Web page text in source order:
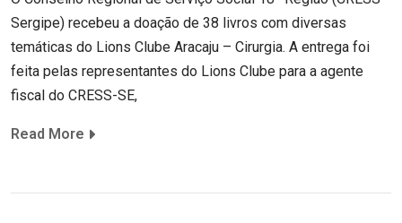
Sergipe) recebeu a doação de 38 livros com diversas
temáticas do Lions Clube Aracaju – Cirurgia. A entrega foi
feita pelas representantes do Lions Clube para a agente
fiscal do CRESS-SE,
Read More